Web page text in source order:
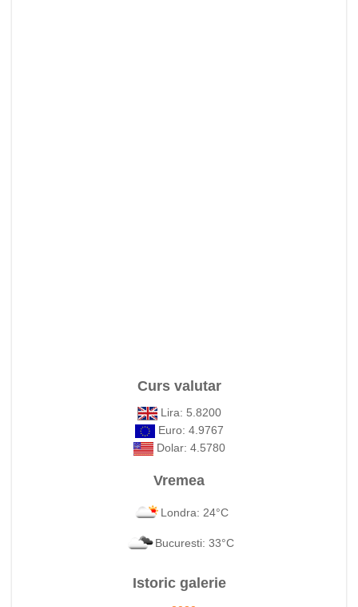
Curs valutar
Lira: 5.8200
Euro: 4.9767
Dolar: 4.5780
Vremea
Londra: 24°C
Bucuresti: 33°C
Istoric galerie